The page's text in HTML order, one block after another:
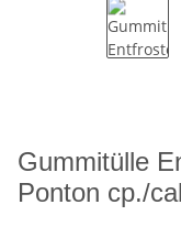
Gummitülle
Ponton cp./